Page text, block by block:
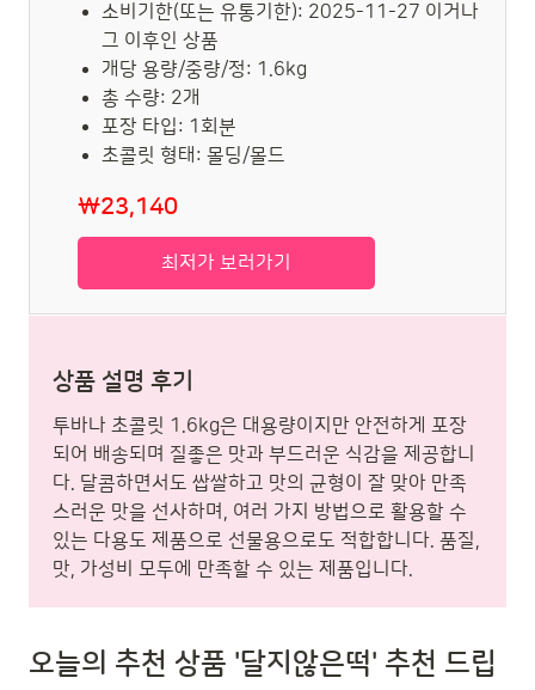
소비기한(또는 유통기한): 2025-11-27 이거나
그 이후인 상품
개당 용량/중량/정: 1.6kg
총 수량: 2개
포장 타입: 1회분
초콜릿 형태: 몰딩/몰드
₩23,140
최저가 보러가기
상품 설명 후기
투바나 초콜릿 1.6kg은 대용량이지만 안전하게 포장
되어 배송되며 질좋은 맛과 부드러운 식감을 제공합니
다. 달콤하면서도 쌉쌀하고 맛의 균형이 잘 맞아 만족
스러운 맛을 선사하며, 여러 가지 방법으로 활용할 수
있는 다용도 제품으로 선물용으로도 적합합니다. 품질,
맛, 가성비 모두에 만족할 수 있는 제품입니다.
오늘의 추천 상품 '달지않은떡' 추천 드립